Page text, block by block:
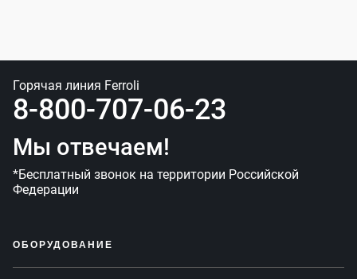
Горячая линия Ferroli
8-800-707-06-23
Мы отвечаем!
*Бесплатный звонок на территории Российской
Федерации
ОБОРУДОВАНИЕ